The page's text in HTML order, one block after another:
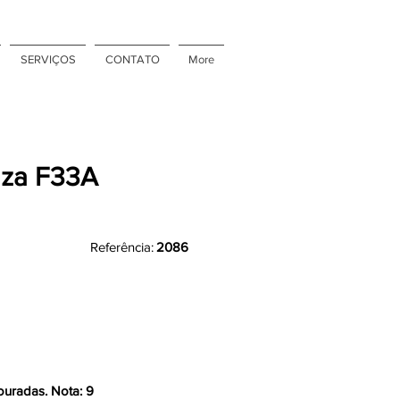
SERVIÇOS CONTATO More
F33A
Referência:2086
Nota: 9